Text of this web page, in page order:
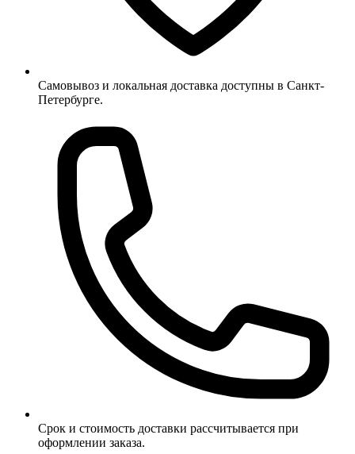
Самовывоз и локальная доставка доступны в Санкт-
Петербурге.
Срок и стоимость доставки рассчитывается при
оформлении заказа.